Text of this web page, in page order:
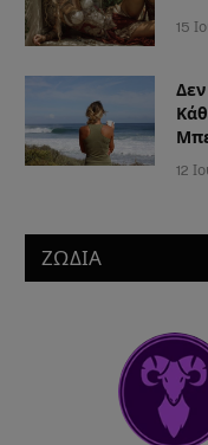
15
12
ΖΩΔΙΑ